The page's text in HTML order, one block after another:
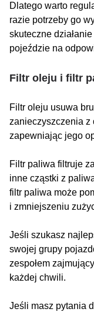
Dlatego warto
razie potrzeby go
skuteczne
pojeździe na
Filtr oleju i filtr
Filtr oleju usuwa
zanieczyszczenia z
zapewniając jego
Filtr paliwa filtruje
inne cząstki z
filtr paliwa może
i zmniejszeniu
Jeśli szukasz
swojej grupy
zespołem
każdej chwili.
Jeśli masz pytania